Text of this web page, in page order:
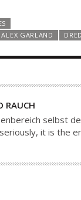
ALEX GARLAND
RAUCH
selbst
it is the